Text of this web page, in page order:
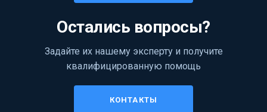
Остались вопросы?
Задайте их нашему эксперту и получите
квалифицированную помощь
КОНТАКТЫ